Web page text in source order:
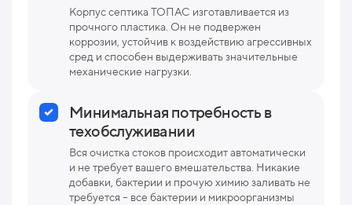
Корпус септика ТОПАС изготавливается из
прочного пластика. Он не подвержен
коррозии, устойчив к воздействию агрессивных
сред и способен выдерживать значительные
механические нагрузки.
Минимальная потребность в
техобслуживании
Вся очистка стоков происходит автоматически
и не требует вашего вмешательства. Никакие
добавки, бактерии и прочую химию заливать не
требуется – все бактерии и микроорганизмы